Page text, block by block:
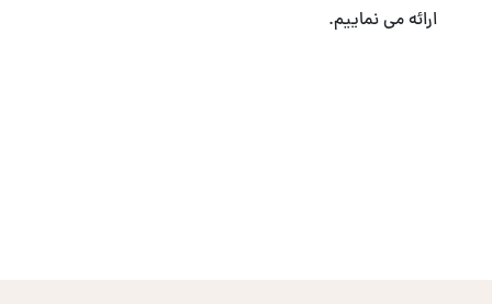
ارائه می نماییم.